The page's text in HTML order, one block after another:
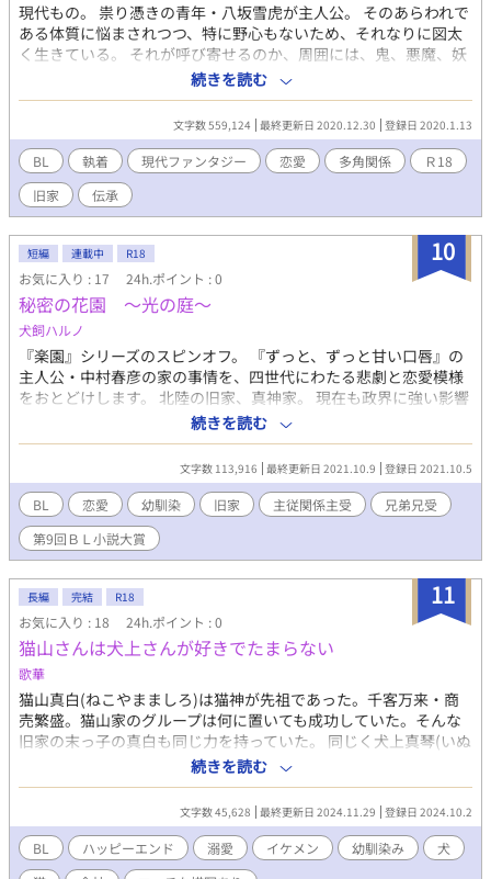
現代もの。 祟り憑きの青年・八坂雪虎が主人公。 そのあらわれで
ある体質に悩まされつつ、特に野心もないため、それなりに図太
く生きている。 それが呼び寄せるのか、周囲には、鬼、悪魔、妖
といった伝承を因子として祖から受け継ぐ者たちが集まってい
た。 そのためか、主人公も変わっているが、周囲の人間はそれ以
上に変わっている。 似ているところと言えば、致命的なまでに伝
承に振り回されている部分。 彼らと関わる中で、主人公は諦めて
受け入れていた伝承からどうにか離れることはできないかと模索
をはじめる。 基本、地味め。暴力的表現あります。そしてあまり
まともさは求めない方向性です。 リバなど地雷の方は避けてくだ
さい。不定期更新。 この話は「小説家になろう」さまでも掲載し
ています。
続きを読む
文字数 559,124 最終更新日 2020.12.30 登録日 2020.1.13
BL 執着 現代ファンタジー 恋愛 多角関係
Ｒ18
旧家
伝承
10
短編 連載中 R18
お気に入り : 17 24h.ポイント : 0
秘密の花園 ～光の庭～
犬飼ハルノ
『楽園』シリーズのスピンオフ。 『ずっと、ずっと甘い口唇』の
主人公・中村春彦の家の事情を、四世代にわたる悲劇と恋愛模様
をおとどけします。 北陸の旧家、真神家。 現在も政界に強い影響
力を持つその一族は、存続のために多大な犠牲を払ってきた。 い
びつな家族関係のなかで、どうしても諦められない恋。 短編をつ
なげていく形です。 メインは春彦の叔父にあたる真神憲二と真神
勝巳(弟×兄、近親恋愛)。 そして、長男の俊一と秘書で幼馴染の
覚のひそかな恋(主従関係、主受)。 ＊マークのところは性描写
ありです。お気を付けください。 HP、pixiv、エブリスタ、なろ
うに公開中。
続きを読む
文字数 113,916 最終更新日 2021.10.9 登録日 2021.10.5
BL 恋愛 幼馴染 旧家 主従関係主受
兄弟兄受
第9回ＢＬ小説大賞
11
長編 完結 R18
お気に入り : 18 24h.ポイント : 0
猫山さんは犬上さんが好きでたまらない
歌華
猫山真白(ねこやまましろ)は猫神が先祖であった。千客万来・商
売繁盛。猫山家のグループは何に置いても成功していた。そんな
旧家の末っ子の真白も同じ力を持っていた。 同じく犬上真琴(いぬ
がみまこと)は犬神が祖先であった。なんでもコツコツと仕事をし
て成功していた一族ではあったが。猫山家程の力は疼になく真琴
も同じ犬神の力はあったが自覚はなかった。 猫と犬など相容れぬ
ものとして冠婚葬祭くらいしか付き合いのなかったが真白と真琴
は年が一緒の幼馴染みであり昔から仲が良かった。金持ちだから
と言って近寄ってくる友達じゃなく純粋に真白に向き合ってくれ
続きを読む
文字数 45,628 最終更新日 2024.11.29 登録日 2024.10.2
BL ハッピーエンド 溺愛 イケメン 幼馴染み
犬